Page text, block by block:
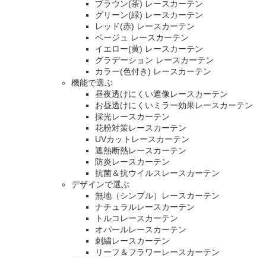
ブラウン(茶) レースカーテン
グリーン(緑) レースカーテン
レッド(赤) レースカーテン
ベージュ レースカーテン
イエロー(黄) レースカーテン
グラデーション レースカーテン
カラー(色付き) レースカーテン
機能で選ぶ
昼夜透けにくい遮像レースカーテン
お昼透けにくいミラー効果レースカーテン
採光レースカーテン
花粉対策レースカーテン
UVカットレースカーテン
遮熱断熱レースカーテン
防炎レースカーテン
抗菌＆抗ウイルスレースカーテン
デザインで選ぶ
無地（シンプル）レースカーテン
ナチュラルレースカーテン
トルコレースカーテン
オパールレースカーテン
刺繍レースカーテン
リーフ＆フラワーレースカーテン